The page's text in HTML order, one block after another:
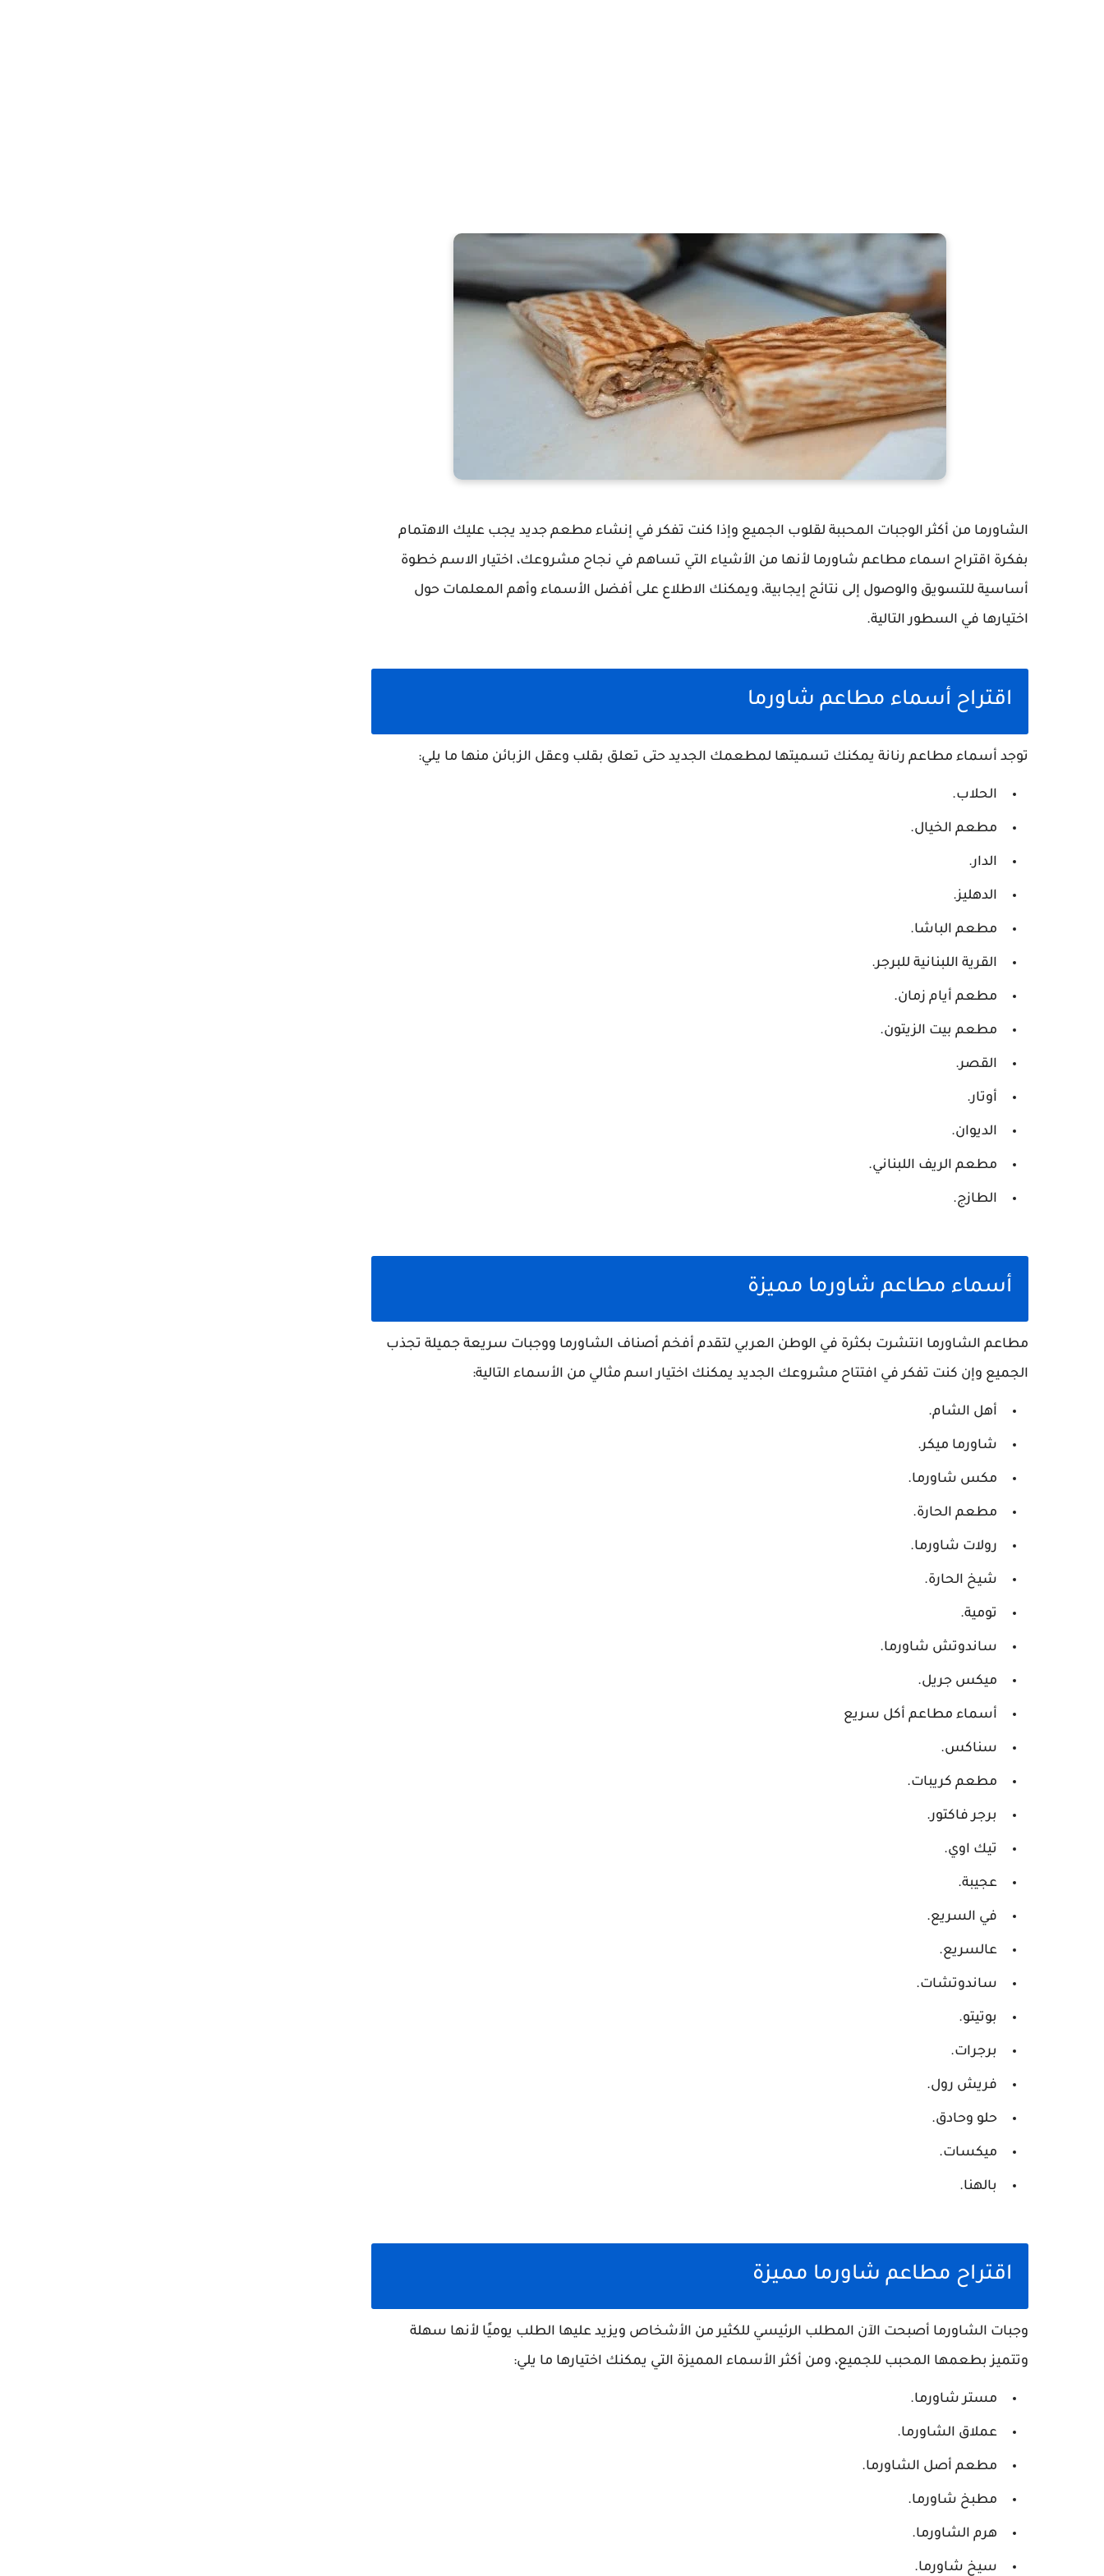
الشاورما من أكثر الوجبات المحببة لقلوب الجميع وإذا كنت تفكر في إنشاء مطعم جديد يجب عليك الاهتمام
بفكرة اقتراح اسماء مطاعم شاورما لأنها من الأشياء التي تساهم في نجاح مشروعك، اختيار الاسم خطوة
أساسية للتسويق والوصول إلى نتائج إيجابية، ويمكنك الاطلاع على أفضل الأسماء وأهم المعلمات حول
اختيارها في السطور التالية.
اقتراح أسماء مطاعم شاورما
توجد أسماء مطاعم رنانة يمكنك تسميتها لمطعمك الجديد حتى تعلق بقلب وعقل الزبائن منها ما يلي:
الحلاب.
مطعم الخيال.
الدار.
الدهليز.
مطعم الباشا.
القرية اللبنانية للبرجر.
مطعم أيام زمان.
مطعم بيت الزيتون.
القصر.
أوتار.
الديوان.
مطعم الريف اللبناني.
الطازج.
أسماء مطاعم شاورما مميزة
مطاعم الشاورما انتشرت بكثرة في الوطن العربي لتقدم أفخم أصناف الشاورما ووجبات سريعة جميلة تجذب
الجميع وإن كنت تفكر في افتتاح مشروعك الجديد يمكنك اختيار اسم مثالي من الأسماء التالية:
أهل الشام.
شاورما ميكر.
مكس شاورما.
مطعم الحارة.
رولات شاورما.
شيخ الحارة.
تومية.
ساندوتش شاورما.
ميكس جريل.
أسماء مطاعم أكل سريع
سناكس.
مطعم كريبات.
برجر فاكتور.
تيك اوي.
عجيبة.
في السريع.
عالسريع.
ساندوتشات.
بوتيتو.
برجرات.
فريش رول.
حلو وحادق.
ميكسات.
بالهنا.
اقتراح مطاعم شاورما مميزة
وجبات الشاورما أصبحت الآن المطلب الرئيسي للكثير من الأشخاص ويزيد عليها الطلب يوميًا لأنها سهلة
وتتميز بطعمها المحبب للجميع، ومن أكثر الأسماء المميزة التي يمكنك اختيارها ما يلي:
مستر شاورما.
عملاق الشاورما.
مطعم أصل الشاورما.
مطبخ شاورما.
هرم الشاورما.
سيخ شاورما.